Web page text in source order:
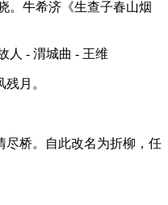
。牛希济《生查子春山烟
人 - 渭城曲 - 王维
月。
尽桥。自此改名为折柳，任